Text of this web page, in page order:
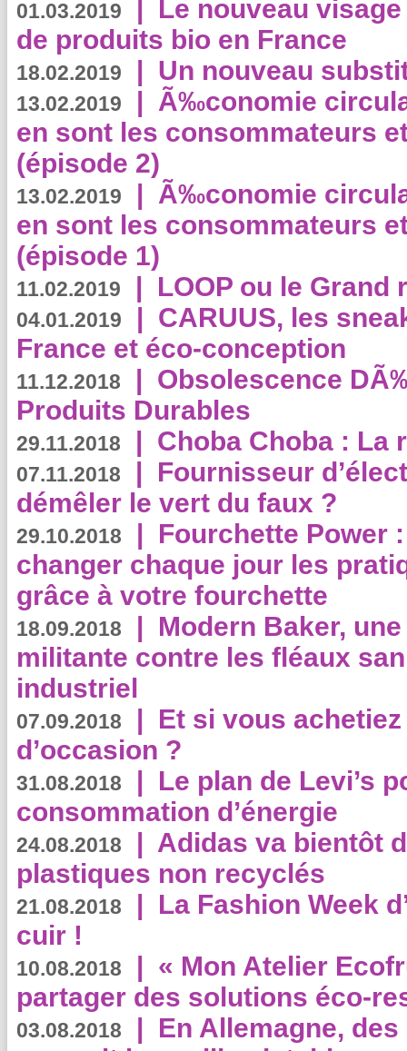
01.03.2019
Le nouveau
de produits bio en France
18.02.2019 | Un nouveau
13.02.2019 | Ã‰conomie
en sont les consommateurs
(épisode 2)
13.02.2019 | Ã‰conomie
en sont les consommateurs
(épisode 1)
11.02.2019 | LOOP ou le Grand
04.01.2019 | CARUUS, les
France et éco-conception
11.12.2018 | Obsolescence
Produits Durables
29.11.2018 | Choba Choba : La
07.11.2018 | Fournisseur
démêler le vert du faux ?
29.10.2018 | Fourchette Power
changer chaque jour les
grâce à votre fourchette
18.09.2018 | Modern Baker,
militante contre les fléaux
industriel
07.09.2018 | Et si vous
d’occasion ?
31.08.2018 | Le plan de Levi’s
consommation d’énergie
24.08.2018 | Adidas va bientôt
plastiques non recyclés
21.08.2018 | La Fashion Week
cuir !
10.08.2018 | « Mon Atelier
partager des solutions éco-
03.08.2018 | En Allemagne,